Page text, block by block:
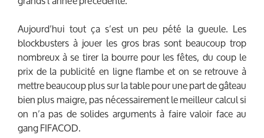
Aujourd’hui tout ça s’est un peu pété la gueule. Les
blockbusters à jouer les gros bras sont beaucoup trop
nombreux à se tirer la bourre pour les fêtes, du coup le
prix de la publicité en ligne flambe et on se retrouve à
mettre beaucoup plus sur la table pour une part de gâteau
bien plus maigre, pas nécessairement le meilleur calcul si
on n’a pas de solides arguments à faire valoir face au
gang FIFACOD.